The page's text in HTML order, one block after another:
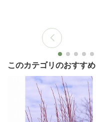
このカテゴリのおすすめ